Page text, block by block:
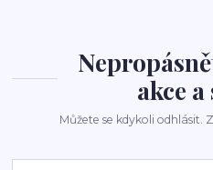
akce a
Můžete se kdykoli odhlásit.